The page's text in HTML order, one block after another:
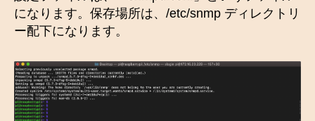
になります。保存場所は、/etc/snmp ディレクトリ
ー配下になります。